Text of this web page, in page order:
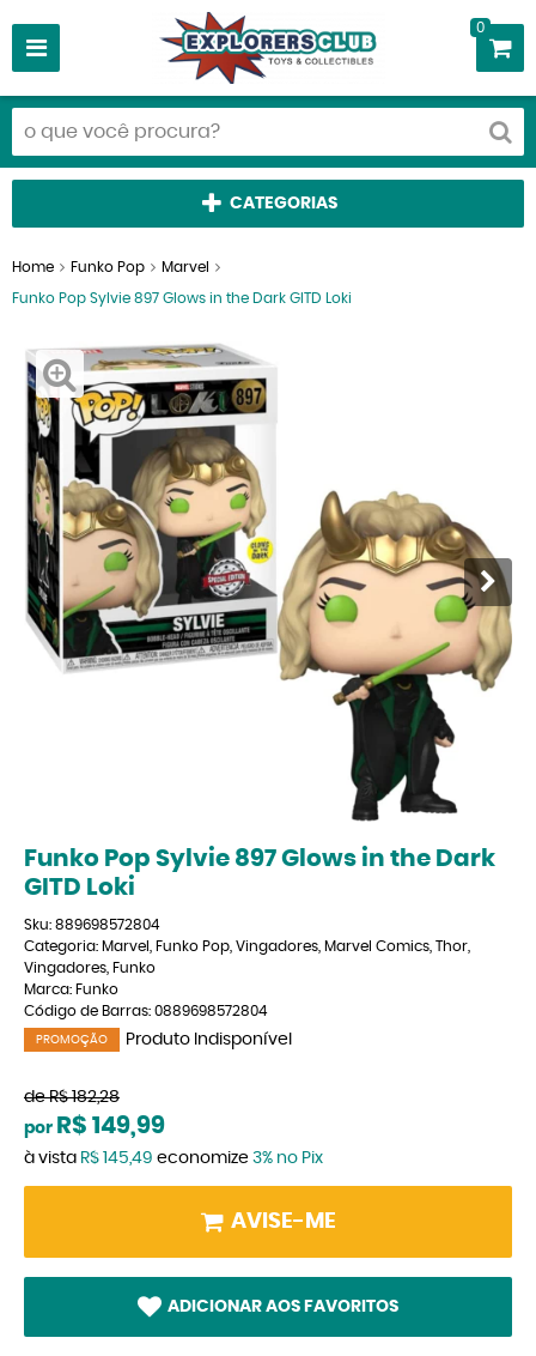
0
CATEGORIAS
Home Funko Pop Marvel
Funko Pop Sylvie 897 Glows in the Dark GITD Loki
Funko Pop Sylvie 897 Glows in the Dark
GITD Loki
Sku: 889698572804
Categoria: Marvel Funko Pop Vingadores Marvel Comics Thor
Vingadores Funko
Marca: Funko
Código de Barras: 0889698572804
PROMOÇÃO Produto Indisponível
de R$ 182,28
por R$ 149,99
à vista R$ 145,49 economize 3% no Pix
AVISE-ME
ADICIONAR AOS FAVORITOS